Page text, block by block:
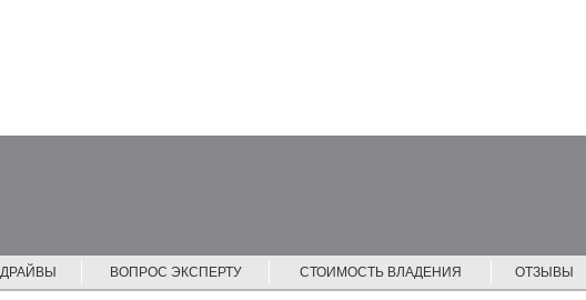
ВОПРОС ЭКСПЕРТУ СТОИМОСТЬ ВЛАДЕНИЯ ОТЗЫВЫ